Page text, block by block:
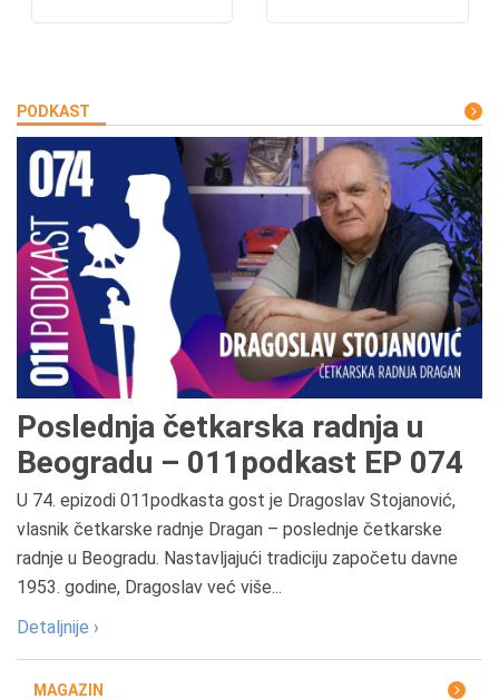
PODKAST
Poslednja četkarska radnja u
Beogradu – 011podkast EP 074
U 74. epizodi 011podkasta gost je Dragoslav Stojanović,
vlasnik četkarske radnje Dragan – poslednje četkarske
radnje u Beogradu. Nastavljajući tradiciju započetu davne
1953. godine, Dragoslav već više...
Detaljnije ›
MAGAZIN